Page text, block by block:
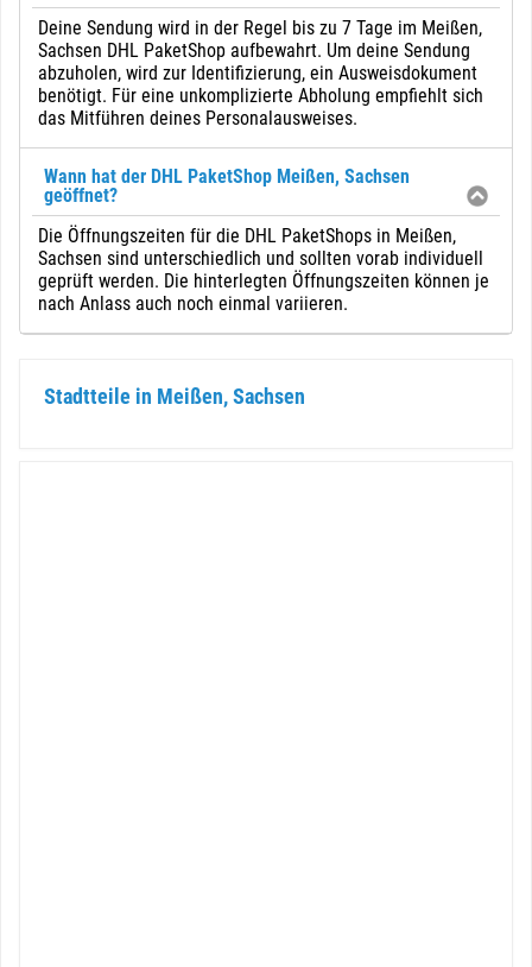
Deine Sendung wird in der Regel bis zu 7 Tage im Meißen,
Sachsen DHL PaketShop aufbewahrt. Um deine Sendung
abzuholen, wird zur Identifizierung, ein Ausweisdokument
benötigt. Für eine unkomplizierte Abholung empfiehlt sich
das Mitführen deines Personalausweises.
Wann hat der DHL PaketShop Meißen, Sachsen
geöffnet?
Die Öffnungszeiten für die DHL PaketShops in Meißen,
Sachsen sind unterschiedlich und sollten vorab individuell
geprüft werden. Die hinterlegten Öffnungszeiten können je
nach Anlass auch noch einmal variieren.
Stadtteile in Meißen, Sachsen